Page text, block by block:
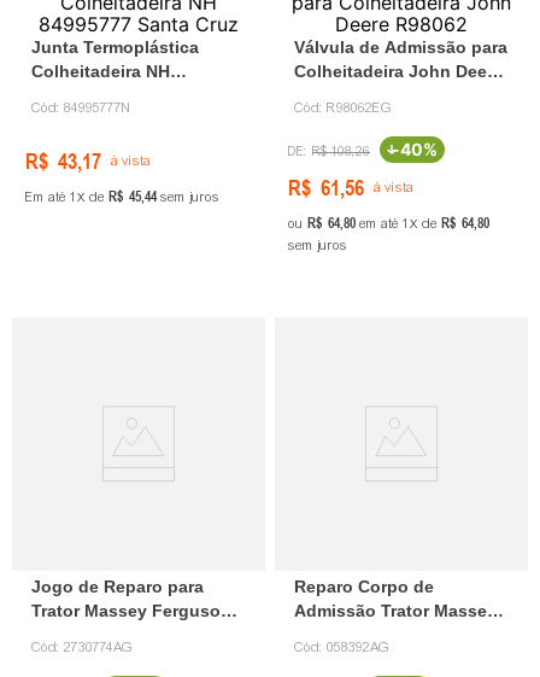
Junta Termoplástica
Colheitadeira NH
Cód: 84995777N
R$ 43,17 à vista
Em até 1 de R$ 45,44sem juros
Válvula de Admissão para
Colheitadeira John Deere
Cód: R98062EG
R$ 108,26 -40%
R$ 61,56 à vista
ou R$ 64,80 em até 1 de R$ 64,80
sem juros
Jogo de Reparo para
Trator Massey Ferguson
Cód: 2730774AG
Reparo Corpo de
Admissão Trator Massey
Cód: 058392AG